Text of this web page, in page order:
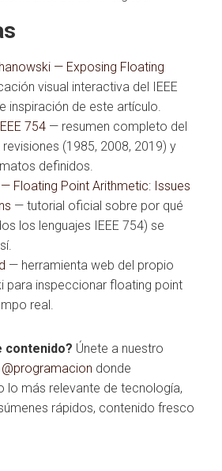
— Exposing Floating
visual interactiva del IEEE
inspiración de este artículo.
754 — resumen completo del
revisiones (1985, 2008, 2019) y
definidos.
Floating Point Arithmetic: Issues
— tutorial oficial sobre por qué
los lenguajes IEEE 754) se
— herramienta web del propio
para inspeccionar floating point
real.
contenido? Únete a nuestro
@programacion donde
lo más relevante de tecnología,
rápidos, contenido fresco